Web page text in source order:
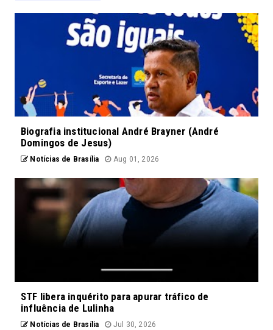
Biografia institucional André Brayner (André
Domingos de Jesus)
Notícias de Brasília Aug 01, 2026
STF libera inquérito para apurar tráfico de
influência de Lulinha
Notícias de Brasília Jul 30, 2026